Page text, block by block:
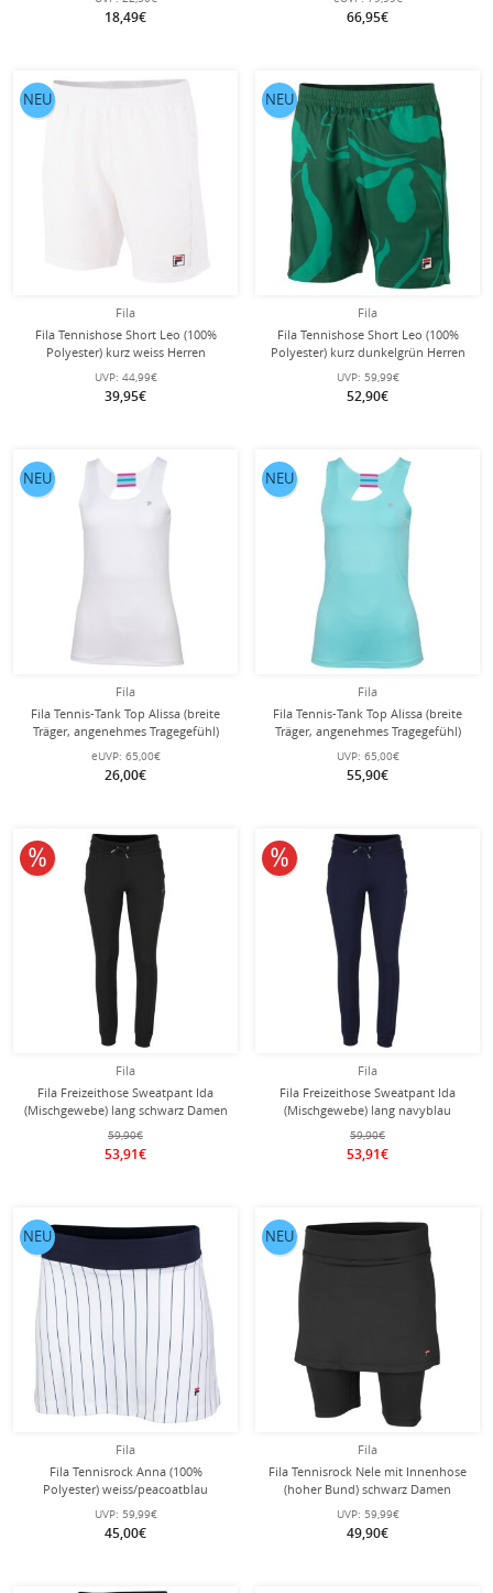
18,49€ 66,95€
Fila
Fila Tennishose Short Leo (100%
Polyester) kurz weiss Herren
UVP: 44,99€
39,95€
NEU
Fila
Fila Tennishose Short Leo (100%
Polyester) kurz dunkelgrün Herren
UVP: 59,99€
52,90€
NEU
Fila
Fila Tennis-Tank Top Alissa (breite
Träger, angenehmes Tragegefühl)
weiss Damen
eUVP: 65,00€
26,00€
NEU
Fila
Fila Tennis-Tank Top Alissa (breite
Träger, angenehmes Tragegefühl)
blau Damen
UVP: 65,00€
55,90€
NEU
Fila
Fila Freizeithose Sweatpant Ida
(Mischgewebe) lang schwarz Damen
59,90€
53,91€
10% reduziert
Fila
Fila Freizeithose Sweatpant Ida
(Mischgewebe) lang navyblau
Damen
59,90€
53,91€
10% reduziert
Fila
Fila Tennisrock Anna (100%
Polyester) weiss/peacoatblau
Damen
UVP: 59,99€
45,00€
NEU
Fila
Fila Tennisrock Nele mit Innenhose
(hoher Bund) schwarz Damen
UVP: 59,99€
49,90€
NEU